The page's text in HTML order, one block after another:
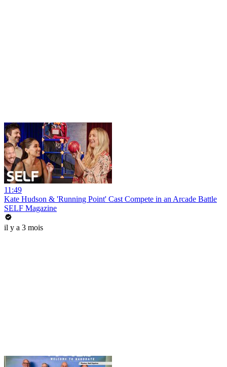
11:49
Kate Hudson & 'Running Point' Cast Compete in an Arcade Battle
SELF Magazine
il y a 3 mois